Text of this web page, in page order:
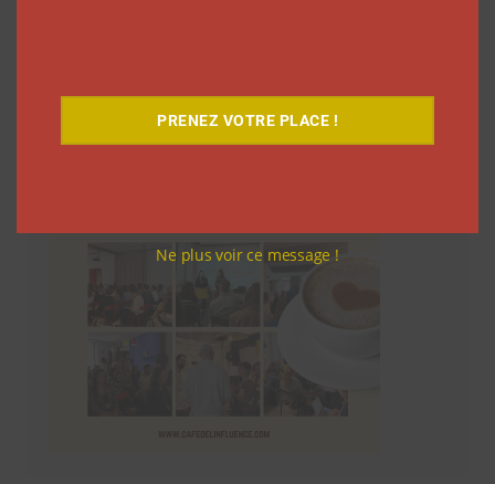
PRENEZ VOTRE PLACE !
Ne plus voir ce message !